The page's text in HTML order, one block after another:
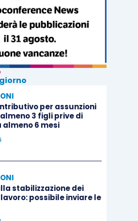
la parte ricorrente non segnala
o violazioni dei canoni
dell’azienda si
antisindacale a prescindere
applicabile ai singoli
l’accordo ha determinato
unilaterale vietata, lesiva
della FIOM, a
dall’eventuale efficacia
per assunzioni
3 figli prive di
almeno 6 mesi
stabilizzazione dei
possibile inviare le